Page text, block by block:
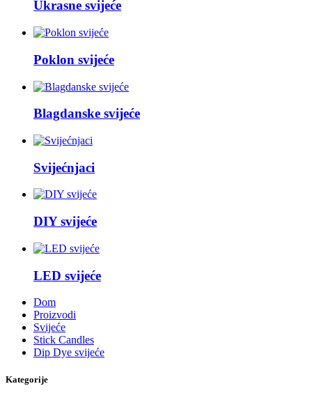
Ukrasne svijeće
Poklon svijeće
Blagdanske svijeće
Svijećnjaci
DIY svijeće
LED svijeće
Dom
Proizvodi
Svijeće
Stick Candles
Dip Dye svijeće
Kategorije